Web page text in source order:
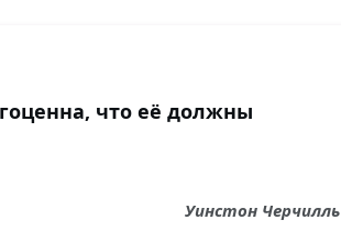
что её должны
Уинстон Черчилль